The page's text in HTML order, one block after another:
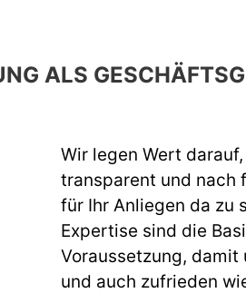
ALS
Wir legen Wert
transparent und nach
für Ihr Anliegen da zu
Expertise sind die
Voraussetzung, damit
und auch zufrieden